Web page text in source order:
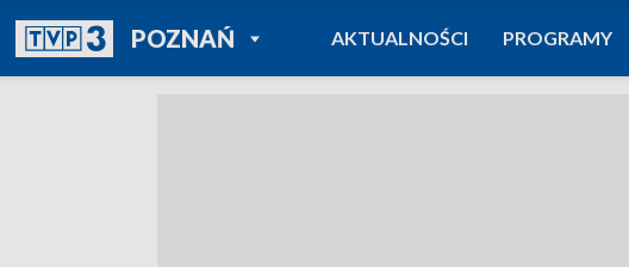
POZNAŃPOWRÓT DO
TVP REGIONY
AKTUALNOŚCI PROGRAMY